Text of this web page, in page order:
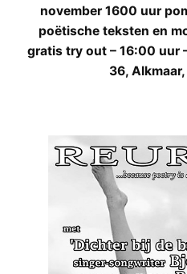
november 1600 uur
poëtische teksten en
gratis try out – 16:00 uur
36,